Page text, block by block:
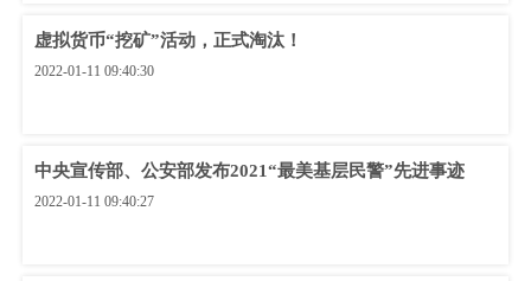
虚拟货币“挖矿”活动，正式淘汰！
2022-01-11 09:40:30
中央宣传部、公安部发布2021“最美基层民警”先进事迹
2022-01-11 09:40:27